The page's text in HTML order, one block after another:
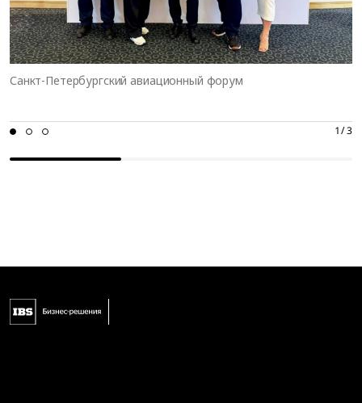
Санкт-Петербургский авиационный форум
01 02 03 1 / 3